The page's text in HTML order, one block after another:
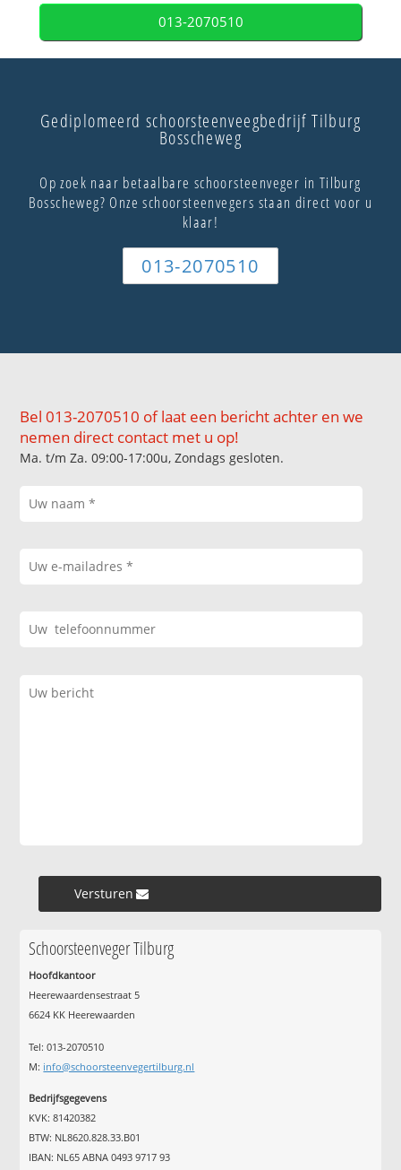
013-2070510
Gediplomeerd schoorsteenveegbedrijf Tilburg
Bosscheweg
Op zoek naar betaalbare schoorsteenveger in Tilburg
Bosscheweg? Onze schoorsteenvegers staan direct voor u
klaar!
013-2070510
Bel 013-2070510 of laat een bericht achter en we
nemen direct contact met u op!
Ma. t/m Za. 09:00-17:00u, Zondags gesloten.
Versturen »
Schoorsteenveger Tilburg
Hoofdkantoor
Heerewaardensestraat 5
6624 KK Heerewaarden
Tel: 013-2070510
M: info@schoorsteenvegertilburg.nl
Bedrijfsgegevens
KVK: 81420382
BTW: NL8620.828.33.B01
IBAN: NL65 ABNA 0493 9717 93